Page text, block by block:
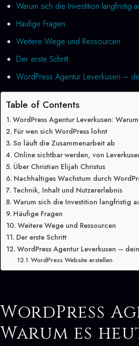
Warum sich die Investition langfristig
Häufige Fragen
Weitere Wege und Ressourcen
Der erste Schritt
WordPress Agentur Leverkusen –
Table of Contents
WordPress Agentur Leverkusen:
Für wen sich WordPress lohnt
So läuft die Zusammenarbeit ab
Online sichtbar werden, von
Über Christian Elijah Christus
Nachhaltiges Wachstum durch
Technik, Inhalt und Nutzererlebnis
Warum sich die Investition langfristig
Häufige Fragen
Weitere Wege und Ressourcen
Der erste Schritt
WordPress Agentur Leverkusen –
WordPress Website erstellen
WordPress
Warum es